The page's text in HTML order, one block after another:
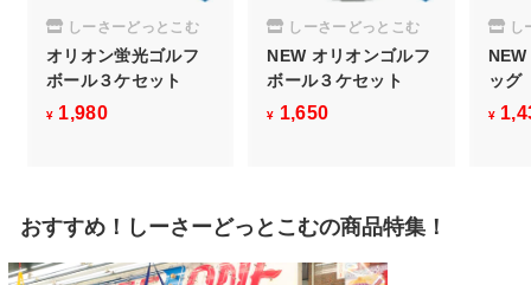
しーさーどっとこむ
オリオン蛍光ゴルフ
ボール３ケセット
¥ 1,980
8
しーさーどっとこむ
NEW オリオンゴルフ
ボール３ケセット
¥ 1,650
5
し
ッグ
¥
おすすめ！しーさーどっとこむの商品特集！